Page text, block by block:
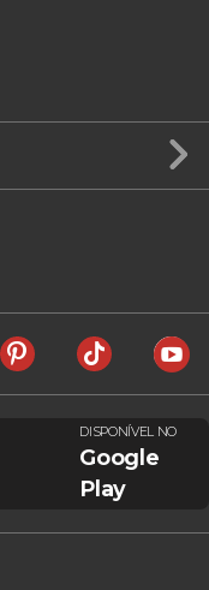
DISPONÍVEL NO
Google
Play